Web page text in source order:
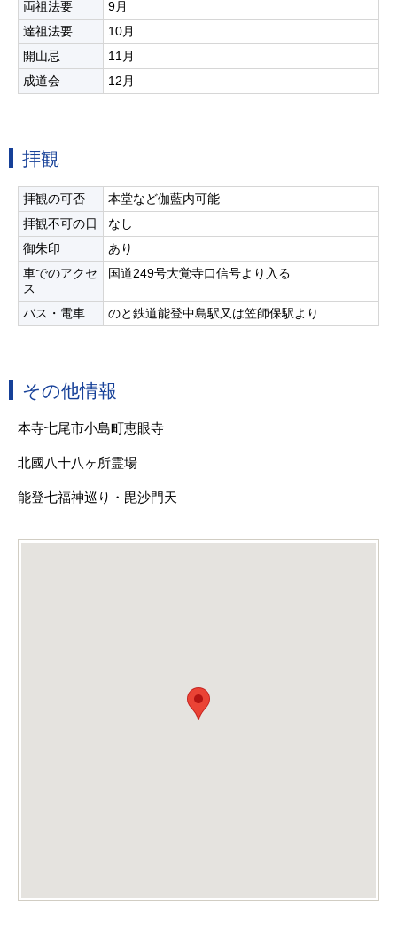
両祖法要
9月
達祖法要
10月
開山忌
11月
成道会
12月
拝観
拝観の可否
本堂など伽藍内可能
拝観不可の日
なし
御朱印
あり
車でのアクセ
ス
国道249号大覚寺口信号より入る
バス・電車 のと鉄道能登中島駅又は笠師保駅より
その他情報
本寺七尾市小島町恵眼寺
北國八十八ヶ所霊場
能登七福神巡り・毘沙門天